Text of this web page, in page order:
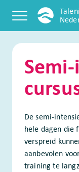
content
De semi-
hele dagen die
verspreid
aanbevolen
training te